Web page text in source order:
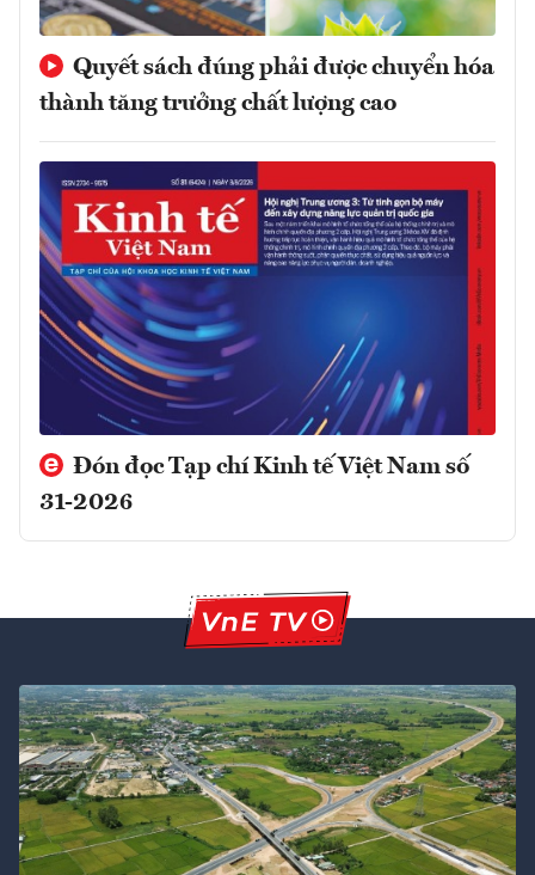
Quyết sách đúng phải được chuyển hóa
thành tăng trưởng chất lượng cao
Đón đọc Tạp chí Kinh tế Việt Nam số
31-2026